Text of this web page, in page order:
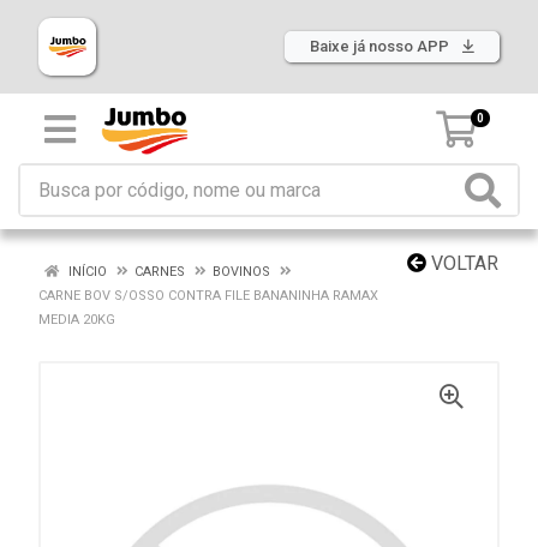
Baixe já nosso APP
0
VOLTAR
INÍCIO CARNES
BOVINOS
CARNE BOV S/OSSO CONTRA FILE BANANINHA RAMAX
MEDIA 20KG